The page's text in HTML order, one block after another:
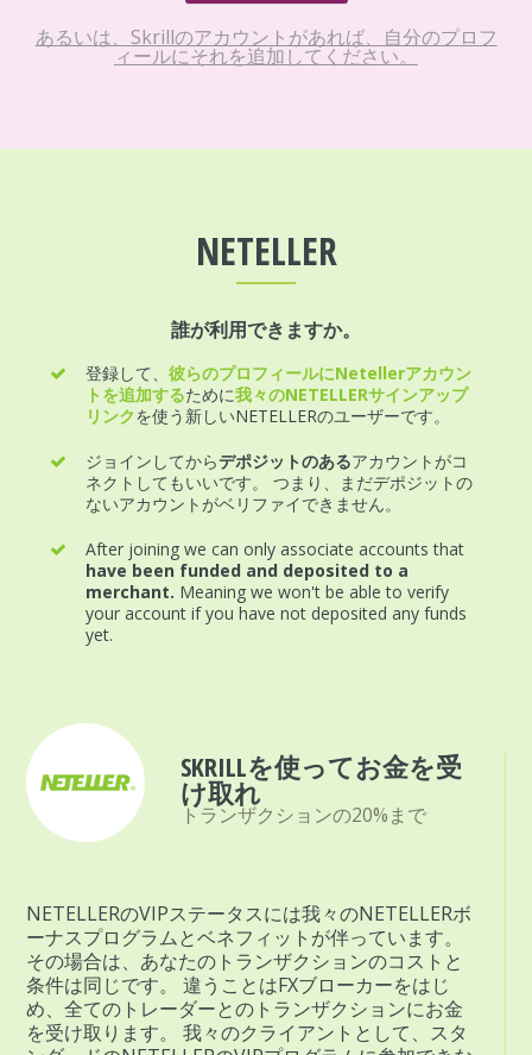
あるいは、Skrillのアカウントがあれば、自分のプロフ
ィールにそれを追加してください。
NETELLER
誰が利用できますか。
登録して、彼らのプロフィールにNetellerアカウン
トを追加するために我々のNETELLERサインアップ
リンクを使う新しいNETELLERのユーザーです。
ジョインしてからデポジットのあるアカウントがコ
ネクトしてもいいです。 つまり、まだデポジットの
ないアカウントがベリファイできません。
After joining we can only associate accounts that
have been funded and deposited to a
merchant. Meaning we won't be able to verify
your account if you have not deposited any funds
yet.
SKRILLを使ってお金を受
け取れ
トランザクションの20%まで
NETELLERのVIPステータスには我々のNETELLERボ
ーナスプログラムとベネフィットが伴っています。
その場合は、あなたのトランザクションのコストと
条件は同じです。 違うことはFXブローカーをはじ
め、全てのトレーダーとのトランザクションにお金
を受け取ります。 我々のクライアントとして、スタ